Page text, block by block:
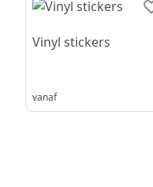
Vinyl stickers
vanaf